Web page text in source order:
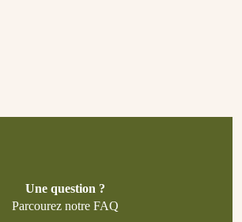
Une question ?
Parcourez notre FAQ